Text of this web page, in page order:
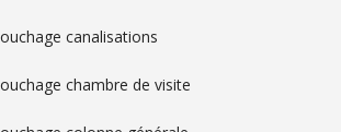
canalisations
chambre de visite